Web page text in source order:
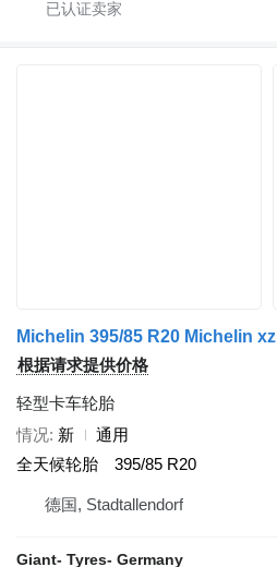
Michelin 395/85 R20 Michelin xzl
根据请求提供价格
轻型卡车轮胎
情况 新
通用
全天候轮胎
395/85 R20
德国, Stadtallendorf
Giant- Tyres- Germany